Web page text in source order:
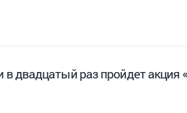
в двадцатый раз пройдет акция